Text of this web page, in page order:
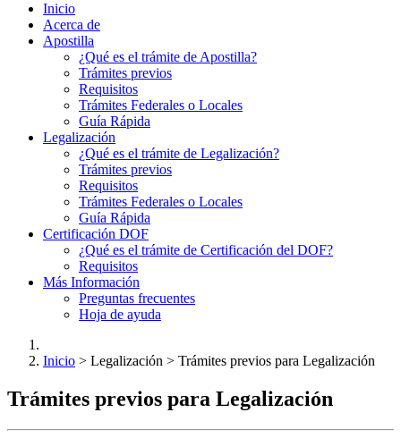
Inicio
Acerca de
Apostilla
¿Qué es el trámite de Apostilla?
Trámites previos
Requisitos
Trámites Federales o Locales
Guía Rápida
Legalización
¿Qué es el trámite de Legalización?
Trámites previos
Requisitos
Trámites Federales o Locales
Guía Rápida
Certificación DOF
¿Qué es el trámite de Certificación del DOF?
Requisitos
Más Información
Preguntas frecuentes
Hoja de ayuda
Inicio > Legalización > Trámites previos para Legalización
Trámites previos para Legalización